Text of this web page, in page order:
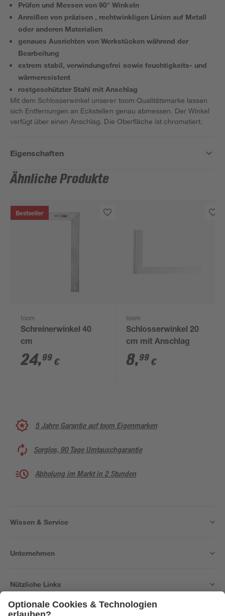
Prüfen und Messen von 90° Winkeln
Anreißen von präzisen , rechtwinkligen Linien auf Metall
oder anderen Materialien
genaues Ausrichten von Werkstücken während der
Bearbeitung
extrem stabil, verwindungsfrei sowie feuchtigkeits- und
wärmeresistent
rostgeschützter Stahl mit Anschlag
Mit dem Schlosserwinkel unserer toom Qualitätsmarke lassen
sich Entfernungen an Eckstellen genau abmessen. Der Winkel
verfügt über einen Anschlag. Die Oberfläche ist chromatiert.
Eigenschaften
Ähnliche Produkte
Bestseller
toom
Schreinerwinkel 40
cm
24,99 €
toom
Schlosserwinkel 20
cm mit Anschlag
8,99 €
5 Jahre Garantie auf toom Eigenmarken
Sorglos, 90 Tage Umtauschgarantie
Abholung im Markt in 2 Stunden
Wissen & Service
Unternehmen
Nützliche Links